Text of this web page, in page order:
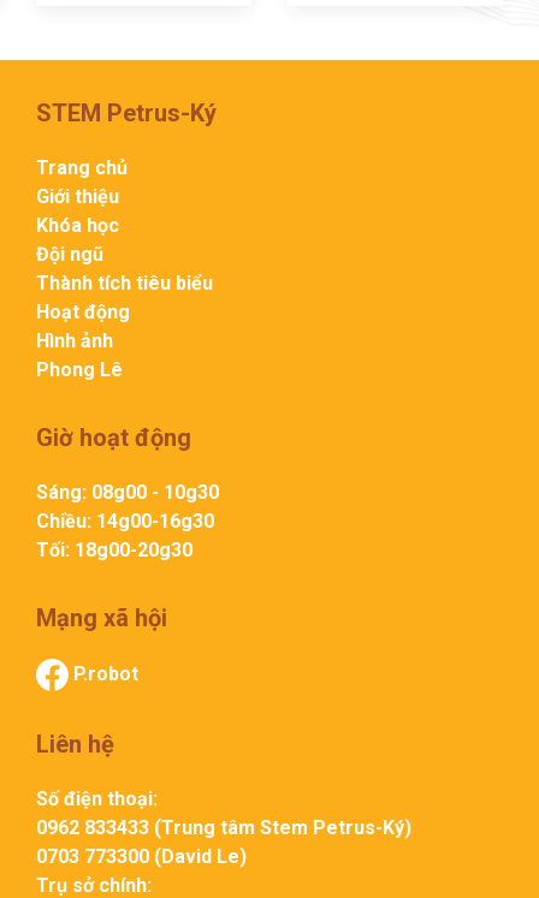
STEM Petrus-Ký
Trang chủ
Giới thiệu
Khóa học
Đội ngũ
Thành tích tiêu biểu
Hoạt động
Hình ảnh
Phong Lê
Giờ hoạt động
Sáng: 08g00 - 10g30
Chiều: 14g00-16g30
Tối: 18g00-20g30
Mạng xã hội
P.robot
Liên hệ
Số điện thoại:
0962 833433 (Trung tâm Stem Petrus-Ký)
0703 773300 (David Le)
Trụ sở chính: